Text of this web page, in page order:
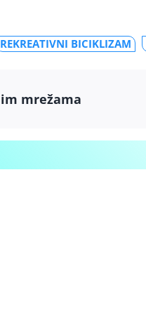
REKREATIVNI BICIKLIZAM
mrežama